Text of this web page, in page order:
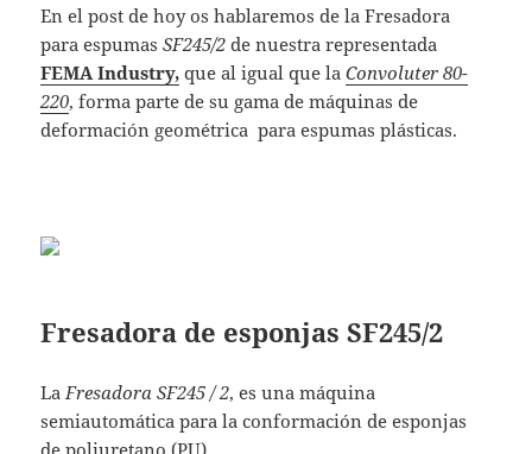
En el post de hoy os hablaremos de la Fresadora
para espumasSF245/2 de nuestra representada
FEMA Industry, que al igual que laConvoluter 80-
220, forma parte de su gama de máquinas de
deformación geométrica para espumas plásticas.
Fresadora de esponjas SF245/2
LaFresadora SF245 / 2, es una máquina
semiautomática para la conformación de esponjas